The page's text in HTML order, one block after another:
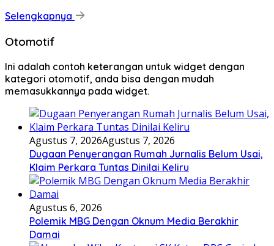
Selengkapnya
Otomotif
Ini adalah contoh keterangan untuk widget dengan
kategori otomotif, anda bisa dengan mudah
memasukkannya pada widget.
Agustus 7, 2026Agustus 7, 2026
Dugaan Penyerangan Rumah Jurnalis Belum Usai,
Klaim Perkara Tuntas Dinilai Keliru
Agustus 6, 2026
Polemik MBG Dengan Oknum Media Berakhir
Damai